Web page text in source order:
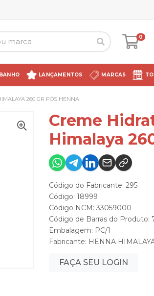
0
LANÇAMENTOS MARCAS
260 GR PÓS HENNA
Creme
Himalaya
Código do Fabricante: 295
Código: 18999
Código NCM: 33059000
Código de Barras do Produto:
Embalagem: PC/1
Fabricante: HENNA
FAÇA SEU LOGIN